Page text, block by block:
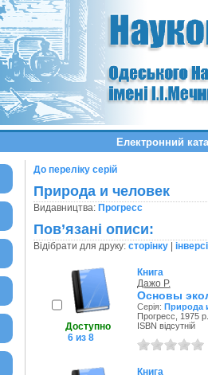
Електронний
До переліку серій
Природа и человек
Видавництва: Прогресс
Пов’язані описи:
Відібрати для друку: сторінку|
Доступно
6 из 8
Книга
Дажо Р.
Основы
Серія: Природа
Прогресс, 1975 р.
ISBN відсутній
Книга